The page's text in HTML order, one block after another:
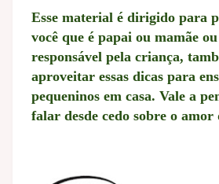
Esse material é dirigido para
você que é papai ou mamãe ou
responsável pela criança,
aproveitar essas dicas para
pequeninos em casa. Vale a
falar desde cedo sobre o amor